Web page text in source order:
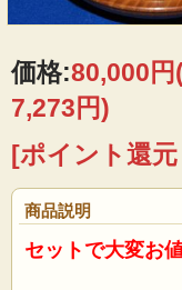
価格:80,000円
7,273円)
[ポイント還
商品説明
セットで大変お